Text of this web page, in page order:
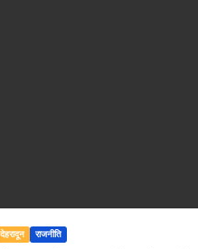
देहरादून राजनीति